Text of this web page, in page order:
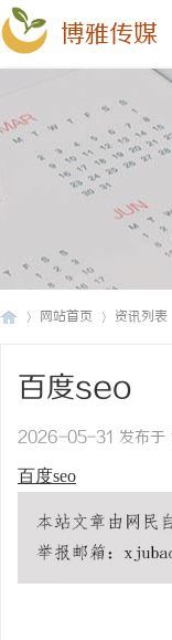
博雅传媒
网站首页 资讯列表
百度seo
2026-05-31 发布于
百度seo